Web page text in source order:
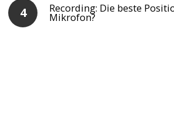
Recording: Die beste
Mikrofon?